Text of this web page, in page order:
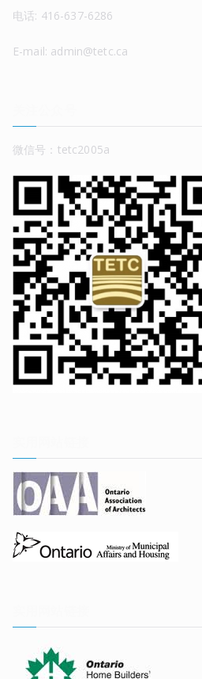
电话: 416-637-6286
E-mail: admin@tetc.ca
微信号：tetc2005a